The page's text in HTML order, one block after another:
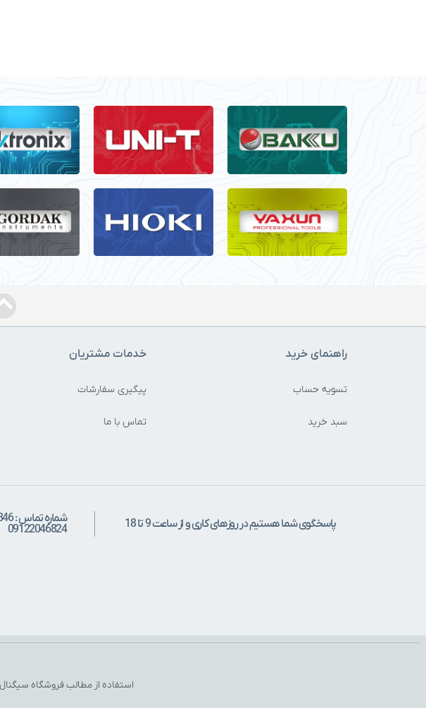
راهنمای خرید
تسویه حساب
سبد خرید
خدمات مشتریان
پیگیری سفارشات
تماس با ما
پاسخگوی شما هستیم در روزهای کاری و از ساعت 9 تا 18
09122046824
استفاده از مطالب فروشگاه